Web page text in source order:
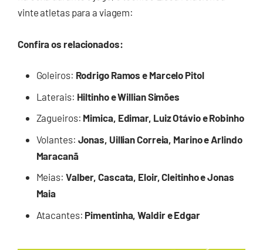
vinte atletas para a viagem:
Confira os relacionados:
Goleiros: Rodrigo Ramos e Marcelo Pitol
Laterais: Hiltinho e Willian Simões
Zagueiros: Mimica, Edimar, Luiz Otávio e Robinho
Volantes: Jonas, Uillian Correia, Marino e Arlindo
Maracanã
Meias: Valber, Cascata, Eloir, Cleitinho e Jonas
Maia
Atacantes: Pimentinha, Waldir e Edgar